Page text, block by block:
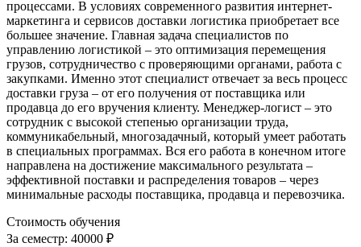
процессами. В условиях современного развития интернет-
маркетинга и сервисов доставки логистика приобретает все
большее значение. Главная задача специалистов по
управлению логистикой – это оптимизация перемещения
грузов, сотрудничество с проверяющими органами, работа с
закупками. Именно этот специалист отвечает за весь процесс
доставки груза – от его получения от поставщика или
продавца до его вручения клиенту. Менеджер-логист – это
сотрудник с высокой степенью организации труда,
коммуникабельный, многозадачный, который умеет работать
в специальных программах. Вся его работа в конечном итоге
направлена на достижение максимального результата –
эффективной поставки и распределения товаров – через
минимальные расходы поставщика, продавца и перевозчика.
Стоимость обучения
За семестр: 40000 ₽